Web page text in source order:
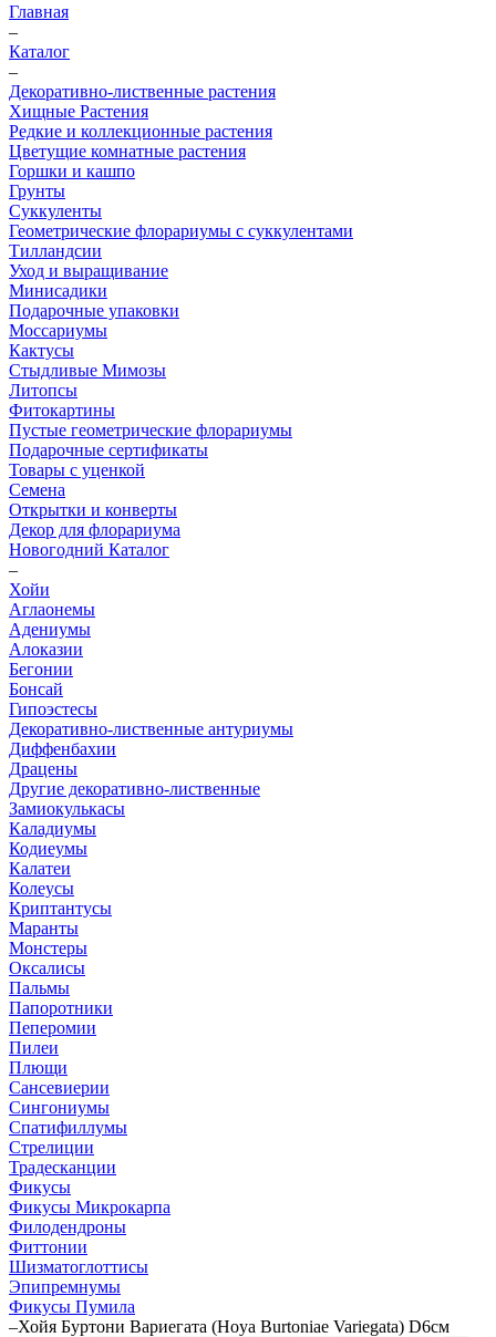
Главная
–
Каталог
–
Декоративно-лиственные растения
Хищные Растения
Редкие и коллекционные растения
Цветущие комнатные растения
Горшки и кашпо
Грунты
Суккуленты
Геометрические флорариумы с суккулентами
Тилландсии
Уход и выращивание
Минисадики
Подарочные упаковки
Моссариумы
Кактусы
Стыдливые Мимозы
Литопсы
Фитокартины
Пустые геометрические флорариумы
Подарочные сертификаты
Товары с уценкой
Семена
Открытки и конверты
Декор для флорариума
Новогодний Каталог
–
Хойи
Аглаонемы
Адениумы
Алоказии
Бегонии
Бонсай
Гипоэстесы
Декоративно-лиственные антуриумы
Диффенбахии
Драцены
Другие декоративно-лиственные
Замиокулькасы
Каладиумы
Кодиеумы
Калатеи
Колеусы
Криптантусы
Маранты
Монстеры
Оксалисы
Пальмы
Папоротники
Пеперомии
Пилеи
Плющи
Сансевиерии
Сингониумы
Спатифиллумы
Стрелиции
Традесканции
Фикусы
Фикусы Микрокарпа
Филодендроны
Фиттонии
Шизматоглоттисы
Эпипремнумы
Фикусы Пумила
–Хойя Буртони Вариегата (Hoya Burtoniae Variegata) D6см